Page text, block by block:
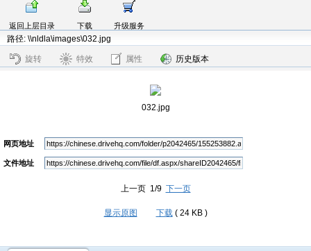
返回上层目录 下载
升级服务
路径: \\nldla\images\032.jpg
旋转 特效 属性 历史版本
032.jpg
网页地址
文件地址
上一页 1/9 下一页
显示原图 下载 ( 24 KB )